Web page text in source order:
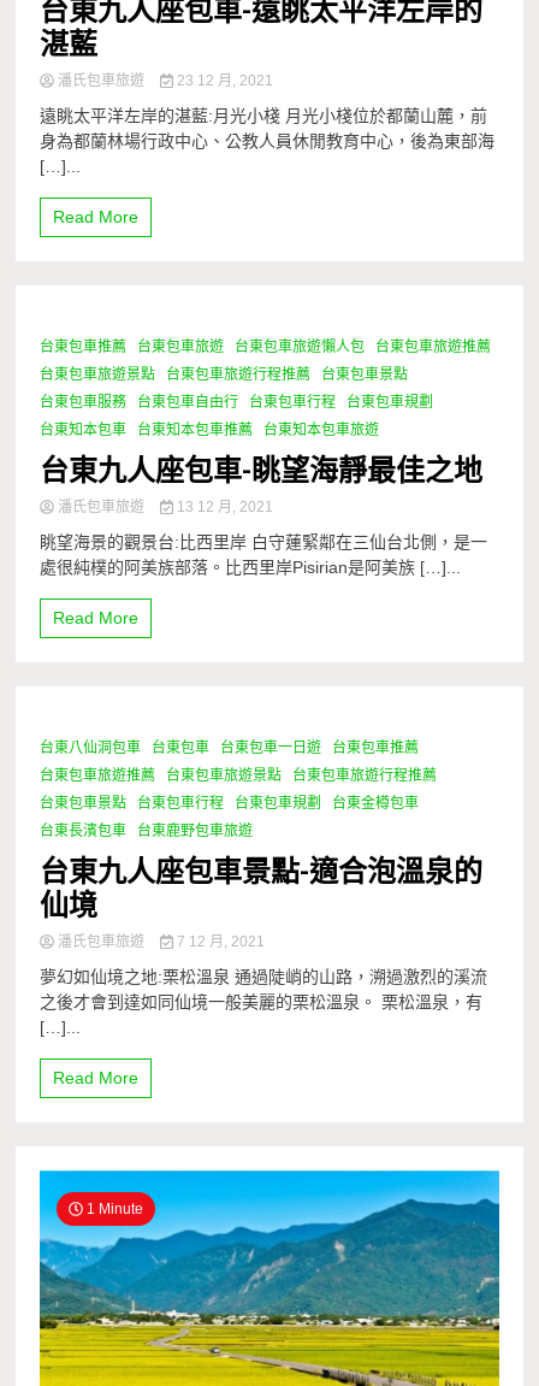
湛藍
潘氏包車旅遊 23 12 月, 2021
遠眺太平洋左岸的湛藍:月光小棧 月光小棧位於都蘭山麓，前
身為都蘭林場行政中心、公教人員休閒教育中心，後為東部海
[…]...
Read More
1 Minute
台東包車推薦 台東包車旅遊 台東包車旅遊懶人包
台東包車旅遊推薦
台東包車旅遊景點
台東包車旅遊行程推薦
台東包車景點
台東包車服務
台東包車自由行 台東包車行程
台東包車規劃
台東知本包車
台東知本包車推薦 台東知本包車旅遊
台東九人座包車-眺望海靜最佳之地
潘氏包車旅遊 13 12 月, 2021
眺望海景的觀景台:比西里岸 白守蓮緊鄰在三仙台北側，是一
處很純樸的阿美族部落。比西里岸Pisirian是阿美族 […]...
Read More
1 Minute
台東八仙洞包車 台東包車 台東包車一日遊
台東包車推薦
台東包車旅遊推薦
台東包車旅遊景點
台東包車旅遊行程推薦
台東包車景點
台東包車行程 台東包車規劃
台東金樽包車
台東長濱包車
台東鹿野包車旅遊
台東九人座包車景點-適合泡溫泉的
仙境
潘氏包車旅遊 7 12 月, 2021
夢幻如仙境之地:栗松溫泉 通過陡峭的山路，溯過激烈的溪流
之後才會到達如同仙境一般美麗的栗松溫泉。 栗松溫泉，有
[…]...
Read More
1 Minute